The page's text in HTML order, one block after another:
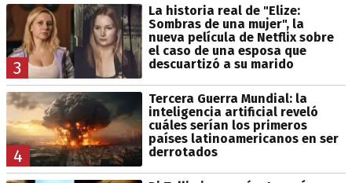
3
La historia real de "Elize:
Sombras de una mujer", la
nueva película de Netflix sobre
el caso de una esposa que
descuartizó a su marido
4
Tercera Guerra Mundial: la
inteligencia artificial reveló
cuáles serían los primeros
países latinoamericanos en ser
derrotados